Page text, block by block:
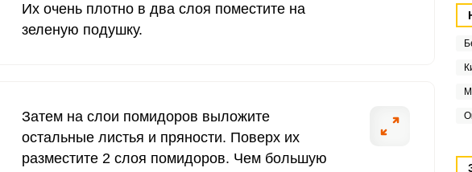
30 мг
500 мг 1.1
Их очень плотно в два слоя поместите на
зеленую подушку.
Затем на слои помидоров выложите
остальные листья и пряности. Поверх их
разместите 2 слоя помидоров. Чем большую
и лавра. Насыпьте половину горошков красного и черного
помидоры. Их очень плотно в два слоя поместите на зеленую